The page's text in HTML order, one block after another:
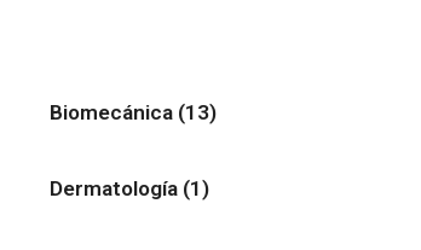
Biomecánica (13)
Dermatología (1)